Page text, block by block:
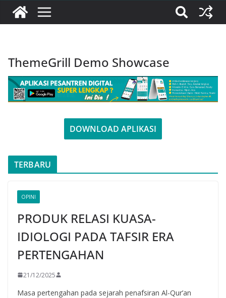
ThemeGrill Demo Showcase
DOWNLOAD APLIKASI
TERBARU
OPINI
PRODUK RELASI KUASA-
IDIOLOGI PADA TAFSIR ERA
PERTENGAHAN
21/12/2025
Masa pertengahan pada sejarah penafsiran Al-Qur’an